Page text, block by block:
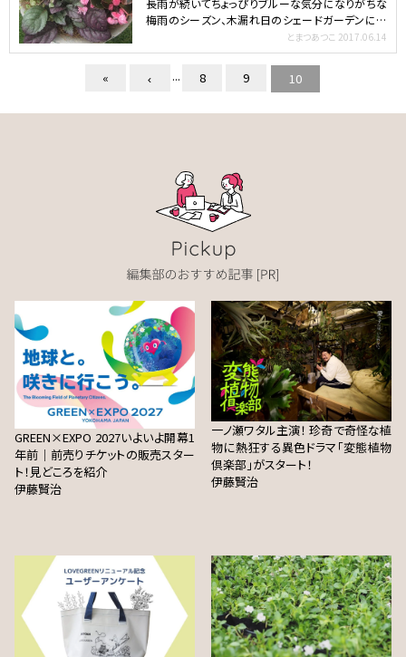
長雨が続いてちょっぴりブルーな気分になりがちな
梅雨のシーズン、木漏れ日のシェードガーデンに涼
とまつあつこ 2017.06.14
« ... 8 9 10
GREEN×EXPO 2027いよいよ開幕1
年前｜前売りチケットの販売スター
ト！見どころを紹介
伊藤賢治
一ノ瀬ワタル主演！ 珍奇で奇怪な植
物に熱狂する異色ドラマ「変態植物
倶楽部」がスタート！
伊藤賢治